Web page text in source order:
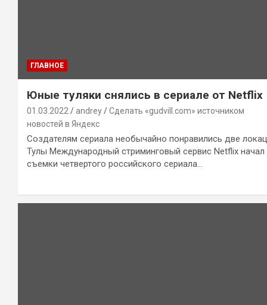
ГЛАВНОЕ
Юные туляки снялись в сериале от Netflix
01.03.2022 andrey
Сделать «gudvill.com» источником
новостей в Яндекс
Создателям сериала необычайно понравились две
Тулы Международный стриминговый сервис Netflix начал
съемки четвертого российского сериала…